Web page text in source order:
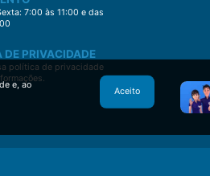
7:00 às 11:00 e das
DE PRIVACIDADE
política de privacidade
e, ao
Aceito